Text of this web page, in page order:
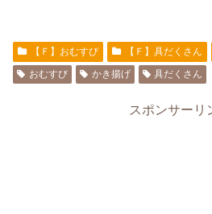
【Ｆ】おむすび 【Ｆ】具だくさん
おむすび
かき揚げ 具だくさん
スポンサーリ